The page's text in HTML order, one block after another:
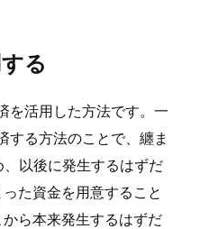
る
を活用した方法です。一
する方法のことで、纏ま
以後に発生するはずだ
た資金を用意すること
ら本来発生するはずだ